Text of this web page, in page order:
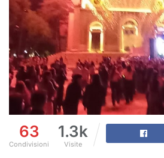
63
Condivisioni
1.3k
Visite